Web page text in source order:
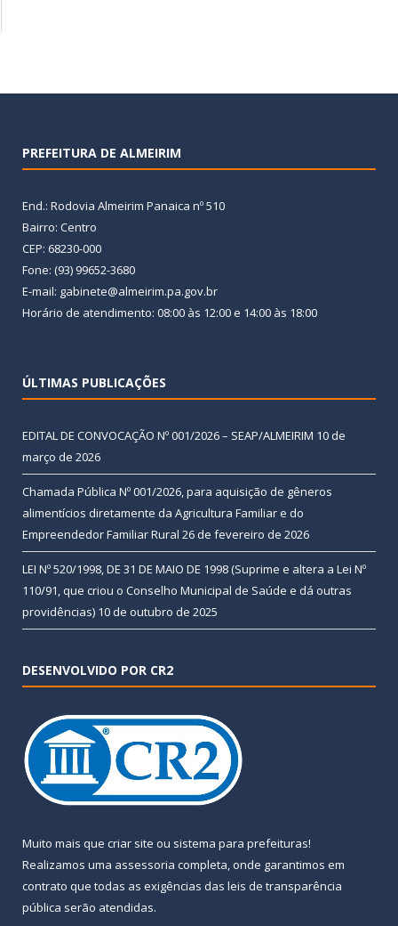
PREFEITURA DE ALMEIRIM
End.: Rodovia Almeirim Panaica nº 510
Bairro: Centro
CEP: 68230-000
Fone: (93) 99652-3680
E-mail: gabinete@almeirim.pa.gov.br
Horário de atendimento: 08:00 às 12:00 e 14:00 às 18:00
ÚLTIMAS PUBLICAÇÕES
EDITAL DE CONVOCAÇÃO Nº 001/2026 – SEAP/ALMEIRIM 10 de
março de 2026
Chamada Pública Nº 001/2026, para aquisição de gêneros
alimentícios diretamente da Agricultura Familiar e do
Empreendedor Familiar Rural 26 de fevereiro de 2026
LEI Nº 520/1998, DE 31 DE MAIO DE 1998 (Suprime e altera a Lei Nº
110/91, que criou o Conselho Municipal de Saúde e dá outras
providências) 10 de outubro de 2025
DESENVOLVIDO POR CR2
Muito mais que criar site ou sistema para prefeituras!
Realizamos uma assessoria completa, onde garantimos em
contrato que todas as exigências das leis de transparência
pública serão atendidas.